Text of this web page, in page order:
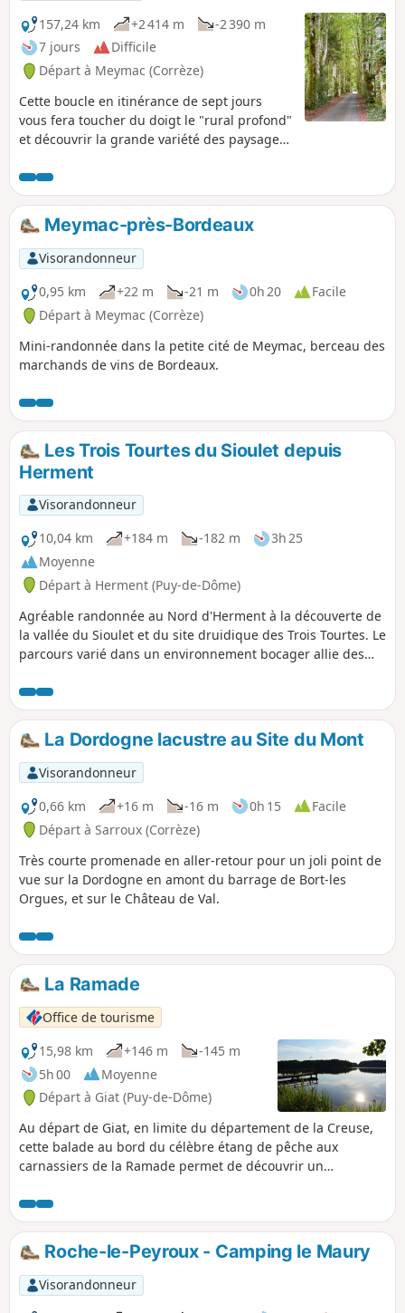
157,24 km
+2 414 m
-2 390 m
7 jours
Difficile
Départ à Meymac (Corrèze)
Cette boucle en itinérance de sept jours
vous fera toucher du doigt le "rural profond"
et découvrir la grande variété des paysages
en partant à la rencontre de la faune et flore
du territoire. Entre ruisseaux, tourbières,
étangs, landes à bruyères, genêts, grandes
prairies, brebis et vaches limousines, forêts,
granit, chaume.... Ce tour tient toutes ses
promesses pour admirer les multiples
facettes de la montagne limousine !
Meymac-près-Bordeaux
Visorandonneur
0,95 km
+22 m -21 m 0h 20
Facile
Départ à Meymac (Corrèze)
Mini-randonnée dans la petite cité de Meymac, berceau des
marchands de vins de Bordeaux.
Les Trois Tourtes du Sioulet depuis
Herment
Visorandonneur
10,04 km
+184 m -182 m
3h 25
Moyenne
Départ à Herment (Puy-de-Dôme)
Agréable randonnée au Nord d'Herment à la découverte de
la vallée du Sioulet et du site druidique des Trois Tourtes. Le
parcours varié dans un environnement bocager allie des
circuit très nature et paisible.
La Dordogne lacustre au Site du Mont
Visorandonneur
0,66 km
+16 m -16 m 0h 15
Facile
Départ à Sarroux (Corrèze)
Très courte promenade en aller-retour pour un joli point de
vue sur la Dordogne en amont du barrage de Bort-les
Orgues, et sur le Château de Val.
La Ramade
Office de tourisme
15,98 km
+146 m
-145 m
5h 00
Moyenne
Départ à Giat (Puy-de-Dôme)
Au départ de Giat, en limite du département de la Creuse,
cette balade au bord du célèbre étang de pêche aux
carnassiers de la Ramade permet de découvrir un
Combrailles : forêts, bocages, etc. Balisage Vert
Roche-le-Peyroux - Camping le Maury
Visorandonneur